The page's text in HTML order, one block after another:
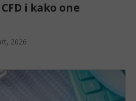
i kako one
2026